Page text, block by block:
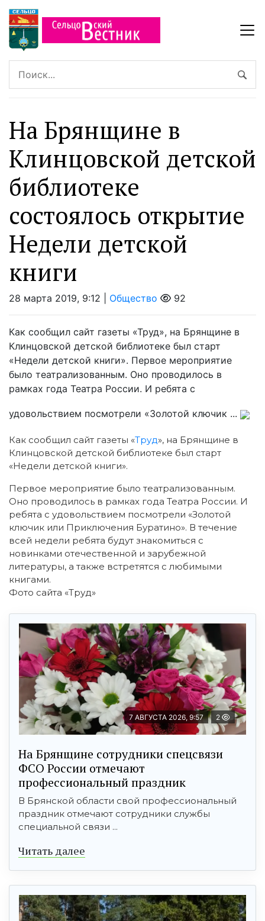
На Брянщине в
Клинцовской детской
библиотеке
состоялось открытие
Недели детской
книги
28 марта 2019, 9:12 | Общество 92
Как сообщил сайт газеты «Труд», на Брянщине в
Клинцовской детской библиотеке был старт
«Недели детской книги». Первое мероприятие
было театрализованным. Оно проводилось в
рамках года Театра России. И ребята с
удовольствием посмотрели «Золотой ключик ...
Как сообщил сайт газеты «Труд», на Брянщине в
Клинцовской детской библиотеке был старт
«Недели детской книги».
Первое мероприятие было театрализованным.
Оно проводилось в рамках года Театра России. И
ребята с удовольствием посмотрели «Золотой
ключик или Приключения Буратино». В течение
всей недели ребята будут знакомиться с
новинками отечественной и зарубежной
литературы, а также встретятся с любимыми
книгами.
Фото сайта «Труд»
7 АВГУСТА 2026, 9:57 2
На Брянщине сотрудники спецсвязи
ФСО России отмечают
профессиональный праздник
В Брянской области свой профессиональный
праздник отмечают сотрудники службы
специальной связи ...
Читать далее